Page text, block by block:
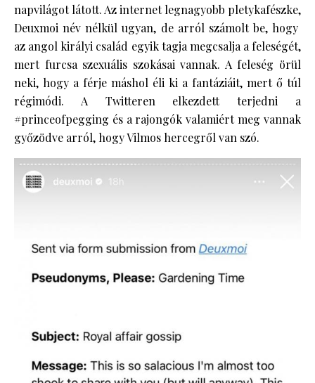
napvilágot látott. Az internet legnagyobb pletykafészke,
Deuxmoi név nélkül ugyan, de arról számolt be, hogy
az angol királyi család egyik tagja megcsalja a feleségét,
mert furcsa szexuális szokásai vannak. A feleség örül
neki, hogy a férje máshol éli ki a fantáziáit, mert ő túl
régimódi. A Twitteren elkezdett terjedni a
#princeofpegging és a rajongók valamiért meg vannak
győzödve arról, hogy Vilmos hercegről van szó.